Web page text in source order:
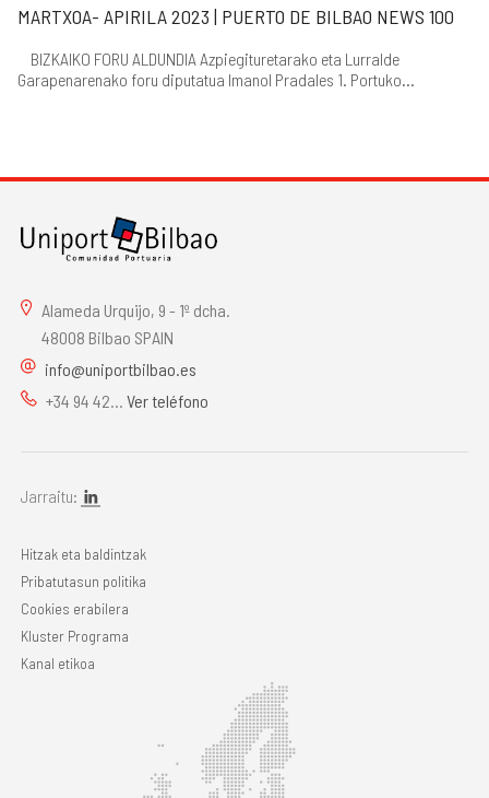
MARTXOA- APIRILA 2023 | PUERTO DE BILBAO NEWS 100
BIZKAIKO FORU ALDUNDIA Azpiegituretarako eta Lurralde
Garapenarenako foru diputatua Imanol Pradales 1. Portuko...
Alameda Urquijo, 9 - 1º dcha.
48008 Bilbao SPAIN
info@uniportbilbao.es
+34 94 42... Ver teléfono
Jarraitu:
Hitzak eta baldintzak
Pribatutasun politika
Cookies erabilera
Kluster Programa
Kanal etikoa